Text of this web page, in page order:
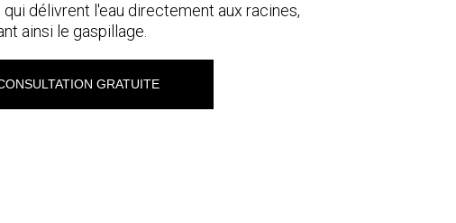
GRATUITE
qui délivrent l'eau directement aux racines,
ainsi le gaspillage.